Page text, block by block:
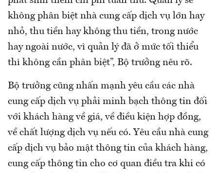
không phân biệt nhà cung cấp dịch vụ lớn hay
nhỏ, thu tiền hay không thu tiền, trong nước
hay ngoài nước, vì quản lý đã ở mức tối thiểu
thì không cần phân biệt”, Bộ trưởng nêu rõ.
Bộ trưởng cũng nhấn mạnh yêu cầu các nhà
cung cấp dịch vụ phải minh bạch thông tin đối
với khách hàng về giá, về điều kiện hợp đồng,
về chất lượng dịch vụ nếu có. Yêu cầu nhà cung
cấp dịch vụ bảo mật thông tin của khách hàng,
cung cấp thông tin cho cơ quan điều tra khi có